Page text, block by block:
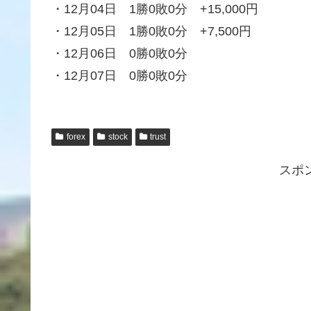
・12月04日 1勝0敗0分 +15,000円
・12月05日 1勝0敗0分 +7,500円
・12月06日 0勝0敗0分
・12月07日 0勝0敗0分
forex stock trust
スポ